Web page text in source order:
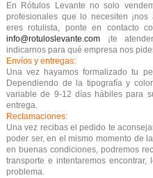
En Rótulos Levante no solo
profesionales que lo necesiten
eres rotulista, ponte en contacto
info@rotuloslevante.com
¡te
indicarnos para qué empresa nos
Envíos y entregas:
Una vez hayamos formalizado tu
Dependiendo de la tipografía y
variable de 9-12 días hábiles para
entrega.
Reclamaciones:
Una vez recibas el pedido te
poder ser, en el mismo momento de
en buenas condiciones, podremos
transporte e intentaremos
problema.